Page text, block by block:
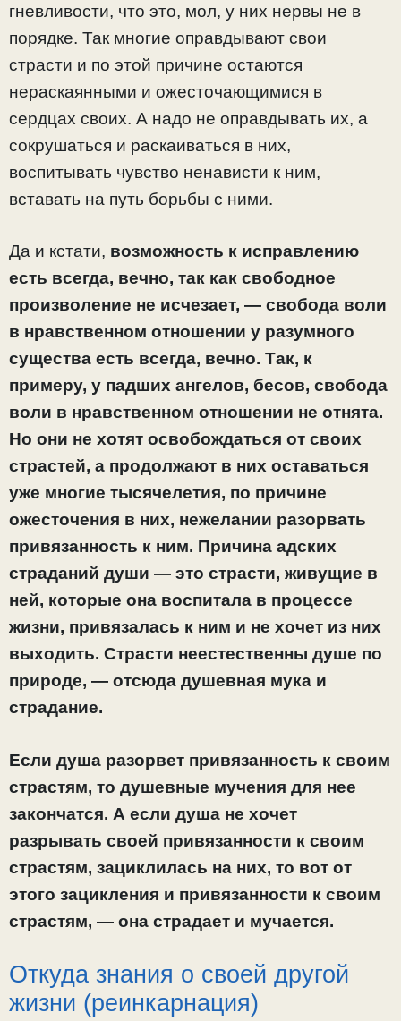
гневливости, что это, мол, у них нервы не в
порядке. Так многие оправдывают свои
страсти и по этой причине остаются
нераскаянными и ожесточающимися в
сердцах своих. А надо не оправдывать их, а
сокрушаться и раскаиваться в них,
воспитывать чувство ненависти к ним,
вставать на путь борьбы с ними.
Да и кстати, возможность к исправлению
есть всегда, вечно, так как свободное
произволение не исчезает, — свобода воли
в нравственном отношении у разумного
существа есть всегда, вечно. Так, к
примеру, у падших ангелов, бесов, свобода
воли в нравственном отношении не отнята.
Но они не хотят освобождаться от своих
страстей, а продолжают в них оставаться
уже многие тысячелетия, по причине
ожесточения в них, нежелании разорвать
привязанность к ним. Причина адских
страданий души — это страсти, живущие в
ней, которые она воспитала в процессе
жизни, привязалась к ним и не хочет из них
выходить. Страсти неестественны душе по
природе, — отсюда душевная мука и
страдание.
Если душа разорвет привязанность к своим
страстям, то душевные мучения для нее
закончатся. А если душа не хочет
разрывать своей привязанности к своим
страстям, зациклилась на них, то вот от
этого зацикления и привязанности к своим
страстям, — она страдает и мучается.
Откуда знания о своей другой
жизни (реинкарнация)